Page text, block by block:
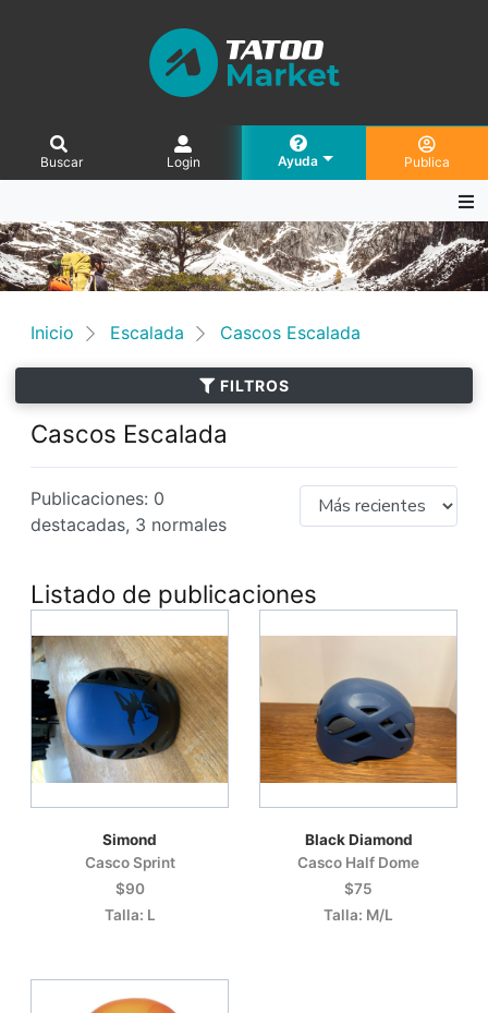
Buscar Login Ayuda Publica
Inicio Escalada Cascos Escalada
FILTROS
Cascos Escalada
Publicaciones: 0
destacadas, 3 normales
Listado de publicaciones
Simond
Casco Sprint
$90
Talla: L
Black Diamond
Casco Half Dome
$75
Talla: M/L